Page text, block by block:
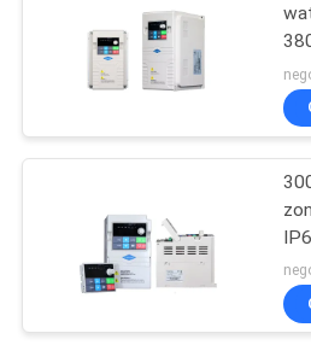
Voeding